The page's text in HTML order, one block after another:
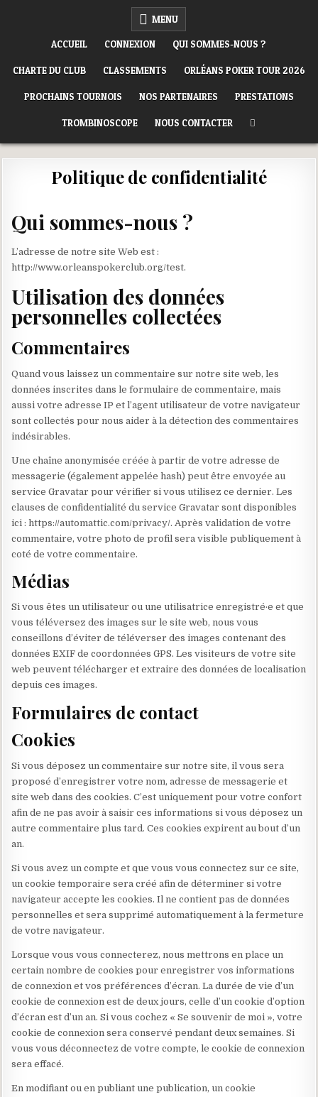
ORLÉANS POKER CLUB MENU
ACCUEIL CONNEXION QUI SOMMES-NOUS ?
CHARTE DU CLUB CLASSEMENTS ORLÉANS POKER TOUR 2026
PROCHAINS TOURNOIS NOS PARTENAIRES PRESTATIONS
TROMBINOSCOPE NOUS CONTACTER
Politique de confidentialité
Qui sommes-nous ?
L’adresse de notre site Web est :
http://www.orleanspokerclub.org/test.
Utilisation des données
personnelles collectées
Commentaires
Quand vous laissez un commentaire sur notre site web, les
données inscrites dans le formulaire de commentaire, mais
aussi votre adresse IP et l’agent utilisateur de votre navigateur
sont collectés pour nous aider à la détection des commentaires
indésirables.
Une chaîne anonymisée créée à partir de votre adresse de
messagerie (également appelée hash) peut être envoyée au
service Gravatar pour vérifier si vous utilisez ce dernier. Les
clauses de confidentialité du service Gravatar sont disponibles
ici : https://automattic.com/privacy/. Après validation de votre
commentaire, votre photo de profil sera visible publiquement à
coté de votre commentaire.
Médias
Si vous êtes un utilisateur ou une utilisatrice enregistré·e et que
vous téléversez des images sur le site web, nous vous
conseillons d’éviter de téléverser des images contenant des
données EXIF de coordonnées GPS. Les visiteurs de votre site
web peuvent télécharger et extraire des données de localisation
depuis ces images.
Formulaires de contact
Cookies
Si vous déposez un commentaire sur notre site, il vous sera
proposé d’enregistrer votre nom, adresse de messagerie et
site web dans des cookies. C’est uniquement pour votre confort
afin de ne pas avoir à saisir ces informations si vous déposez un
autre commentaire plus tard. Ces cookies expirent au bout d’un
an.
Si vous avez un compte et que vous vous connectez sur ce site,
un cookie temporaire sera créé afin de déterminer si votre
navigateur accepte les cookies. Il ne contient pas de données
personnelles et sera supprimé automatiquement à la fermeture
de votre navigateur.
Lorsque vous vous connecterez, nous mettrons en place un
certain nombre de cookies pour enregistrer vos informations
de connexion et vos préférences d’écran. La durée de vie d’un
cookie de connexion est de deux jours, celle d’un cookie d’option
d’écran est d’un an. Si vous cochez « Se souvenir de moi », votre
cookie de connexion sera conservé pendant deux semaines. Si
vous vous déconnectez de votre compte, le cookie de connexion
sera effacé.
En modifiant ou en publiant une publication, un cookie